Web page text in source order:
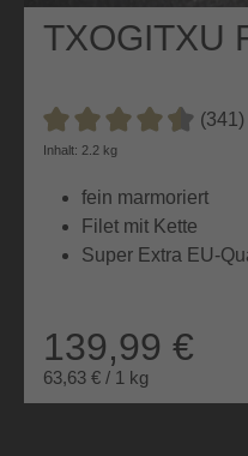
TXOGITXU
Durchschnittliche
Inhalt: 2.2 kg
fein marmoriert
Filet mit Kette
Super Extra EU-
139,99 €
63,63 € / 1 kg